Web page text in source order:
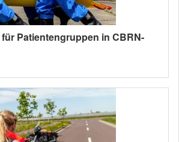
Patientengruppen in CBRN-